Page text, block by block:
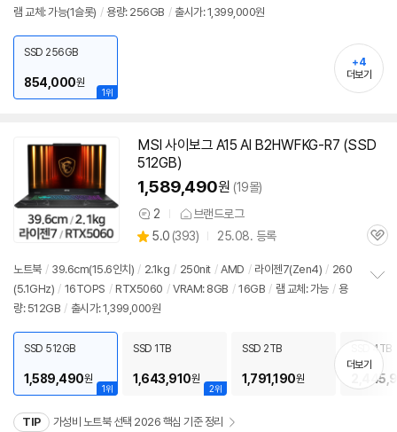
램 교체: 가능(1슬롯) / 용량: 256GB / 출시가: 1,399,000원
기
1위
SSD 256GB
854,000원
+4
더보기
MSI 사이보그 A15 AI B2HWFKG-R7 (SSD
512GB)
1,589,490원 (19몰)
상
품
견
2 브랜드로그
별
점
5.0 (상
리
뷰
393) 25.08. 등록
관
노트북 / 39.6cm(15.6인치) / 2.1kg / 250nit / AMD / 라이젠7(Zen4) / 260
(5.1GHz) / 16TOPS / RTX5060 / VRAM: 8GB / 16GB / 램 교체: 가능 / 용
량: 512GB / 출시가: 1,399,000원
치
기
1위
SSD 512GB
1,589,490원
2위
SSD 1TB
1,643,910원
SSD 2TB
1,791,190원
SSD 4TB
더보기
TIP 가성비 노트북 선택 2026 핵심 기준 정리